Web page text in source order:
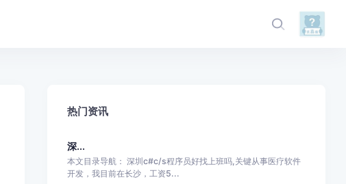
热门资讯
深...
本文目录导航： 深圳c#c/s程序员好找上班吗,关键从事医疗软件
开发，我目前在长沙，工资5...